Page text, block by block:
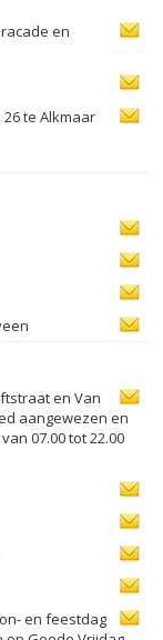
en
te Alkmaar
en Van
aangewezen en
07.00 tot 22.00
en feestdag